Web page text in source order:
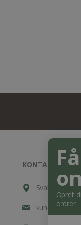
KONTAKT OS
Svalehøjvej
Opret
ordrer